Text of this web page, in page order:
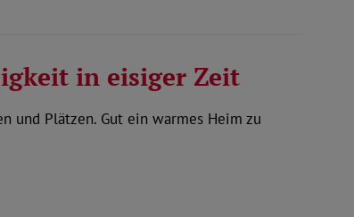
in eisiger Zeit
und Plätzen. Gut ein warmes Heim zu